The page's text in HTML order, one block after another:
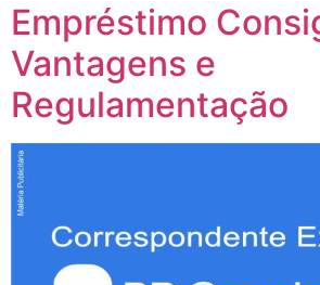
Empréstimo
Vantagens e
Regulamentação